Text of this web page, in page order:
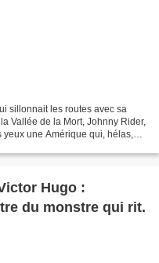
sillonnait les routes avec sa
Vallée de la Mort, Johnny Rider,
yeux une Amérique qui, hélas,
Hugo :
du monstre qui rit.